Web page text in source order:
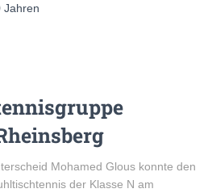
Jahren
Mohamed Glous konnte den
der Klasse N am